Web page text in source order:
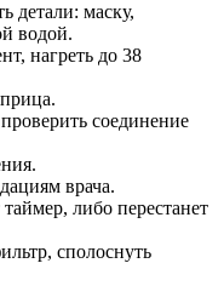
детали: маску,
водой.
нагреть до 38
соединение
врача.
либо перестанет
сполоснуть